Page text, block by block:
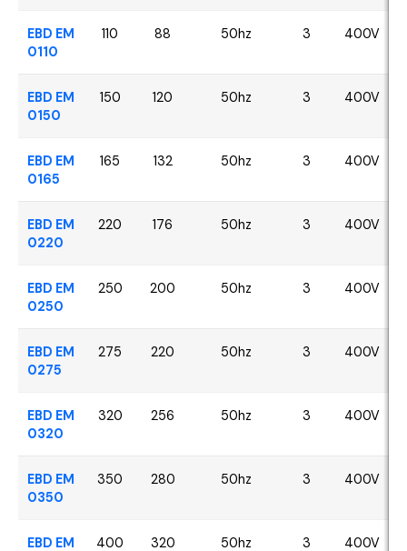
EBD EM
0110
110 88 50hz 3 400V
EBD EM
0150
150 120 50hz 3 400V
EBD EM
0165
165 132 50hz 3 400V
EBD EM
0220
220 176 50hz 3 400V
EBD EM
0250
250 200 50hz 3 400V
EBD EM
0275
275 220 50hz 3 400V
EBD EM
0320
320 256 50hz 3 400V
EBD EM
0350
350 280 50hz 3 400V
EBD EM
400 320 50hz 3 400V